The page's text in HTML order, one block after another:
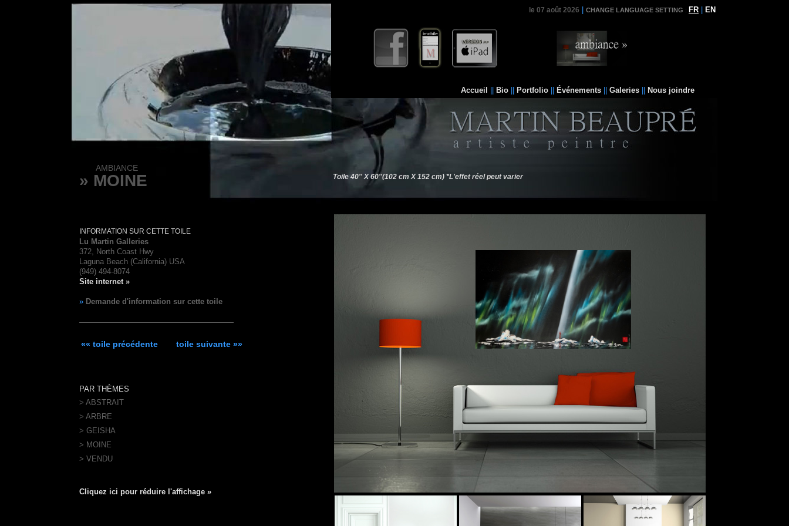
le 07 août 2026 CHANGE LANGUAGE SETTING : FR EN
Accueil Bio Portfolio Événements Galeries Nous joindre
AMBIANCE
» MOINE
INFORMATION SUR CETTE TOILE
Lu Martin Galleries
372, North Coast Hwy
Laguna Beach (California) USA
(949) 494-8074
Site internet »
» Demande d'information sur cette toile
«« toile précédente toile suivante »»
PAR THÈMES
> ABSTRAIT
> ARBRE
> GEISHA
> MOINE
> VENDU
Cliquez ici pour réduire l'affichage »
Toile 40'' X 60''(102 cm X 152 cm) *L'effet réel peut varier